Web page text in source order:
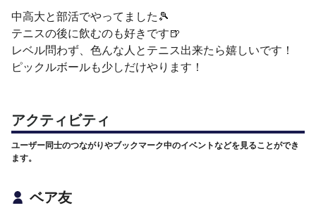
中高大と部活でやってました🎾
テニスの後に飲むのも好きです🍺
レベル問わず、色んな人とテニス出来たら嬉しいです！
ピックルボールも少しだけやります！
アクティビティ
ユーザー同士のつながりやブックマーク中のイベントなどを見ることができ
ます。
ベア友